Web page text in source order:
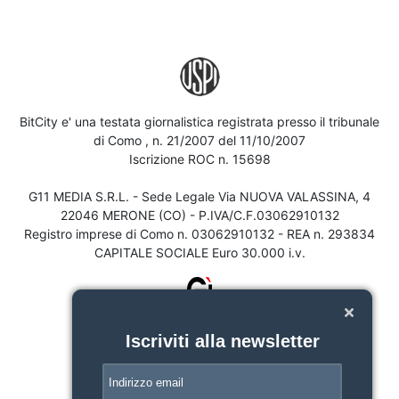
BitCity e' una testata giornalistica registrata presso il tribunale
di Como , n. 21/2007 del 11/10/2007
Iscrizione ROC n. 15698
G11 MEDIA S.R.L. - Sede Legale Via NUOVA VALASSINA, 4
22046 MERONE (CO) - P.IVA/C.F.03062910132
Registro imprese di Como n. 03062910132 - REA n. 293834
CAPITALE SOCIALE Euro 30.000 i.v.
Iscriviti alla newsletter